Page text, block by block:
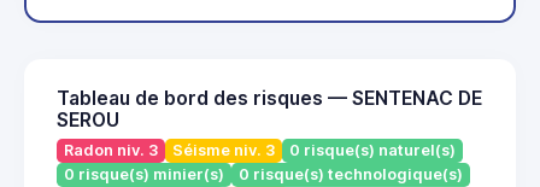
Tableau de bord des risques — SENTENAC DE
SEROU
Radon niv. 3 Séisme niv. 3
0 risque(s) naturel(s)
0 risque(s) minier(s)
0 risque(s) technologique(s)